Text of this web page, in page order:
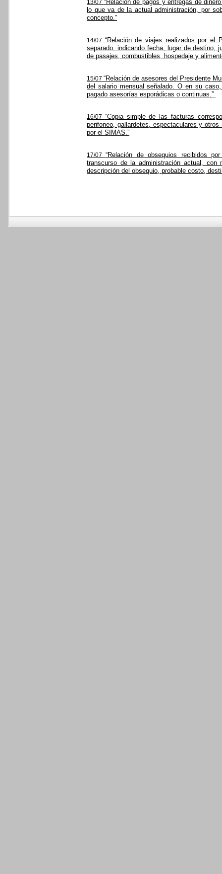
13/07 “Relación de pagos y entregas de
lo que va de la actual administración, por
concepto.”
14/07 “Relación de viajes realizados por el
separado, indicando fecha, lugar de
de pasajes, combustibles, hospedaje y
15/07“Relación de asesores del Presidente
del salario mensual señalado. O en su
pagado asesorías esporádicas o continuas.”
16/07 “Copia simple de las facturas
perifoneo, gallardetes, espectaculares y
por el SIMAS.”
17/07“Relación de obsequios recibidos
transcurso de la administración actual,
descripción del obsequio, probable costo,